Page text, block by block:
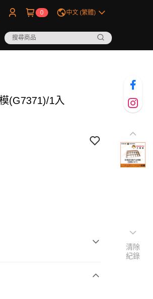
0 中文 (繁體)
(G7371)/1入
清除
紀錄